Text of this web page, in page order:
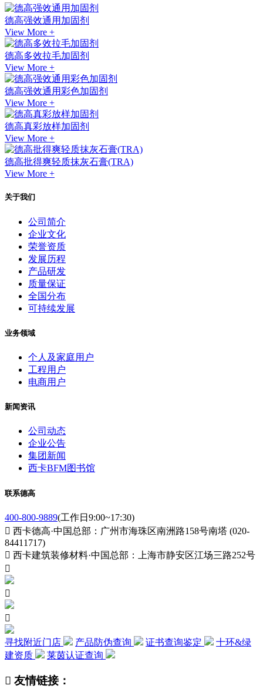
德高强效通用加固剂
View More +
德高多效拉毛加固剂
View More +
德高强效通用彩色加固剂
View More +
德高真彩放样加固剂
View More +
德高批得爽轻质抹灰石膏(TRA)
View More +
关于我们
公司简介
企业文化
荣誉资质
发展历程
产品研发
质量保证
全国分布
可持续发展
业务领域
个人及家庭用户
工程用户
电商用户
新闻资讯
公司动态
企业公告
集团新闻
西卡BFM图书馆
联系德高
400-800-9889(工作日9:00~17:30)
 西卡德高·中国总部：广州市海珠区南洲路158号南塔 (020-
84411717)
 西卡建筑装修材料·中国总部：上海市静安区江场三路252号



寻找附近门店 产品防伪查询 证书查询鉴定
十环&绿
建资质
莱茵认证查询
 友情链接：